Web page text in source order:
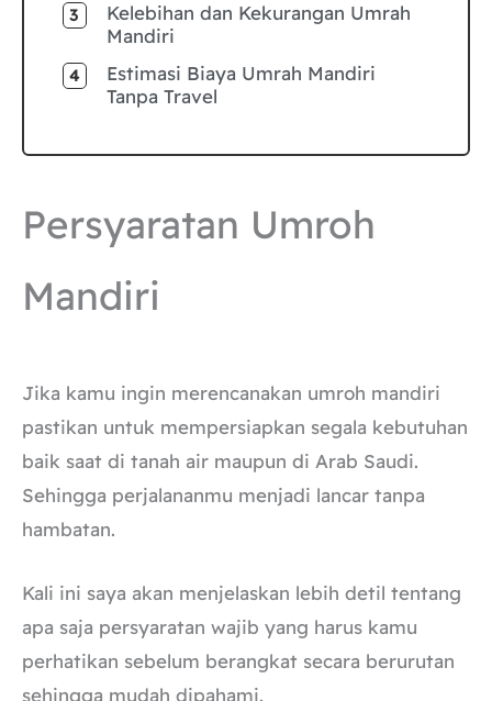
Kelebihan dan Kekurangan Umrah
Mandiri
Estimasi Biaya Umrah Mandiri
Tanpa Travel
Persyaratan Umroh
Mandiri
Jika kamu ingin merencanakan umroh mandiri
pastikan untuk mempersiapkan segala kebutuhan
baik saat di tanah air maupun di Arab Saudi.
Sehingga perjalananmu menjadi lancar tanpa
hambatan.
Kali ini saya akan menjelaskan lebih detil tentang
apa saja persyaratan wajib yang harus kamu
perhatikan sebelum berangkat secara berurutan
sehingga mudah dipahami.